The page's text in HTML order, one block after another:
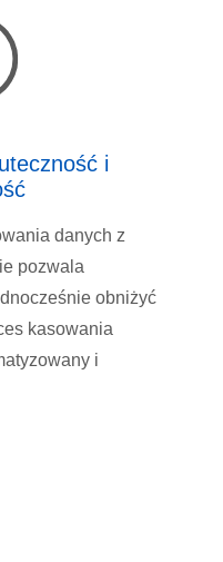
i
danych z
pozwala
obniżyć
kasowania
i